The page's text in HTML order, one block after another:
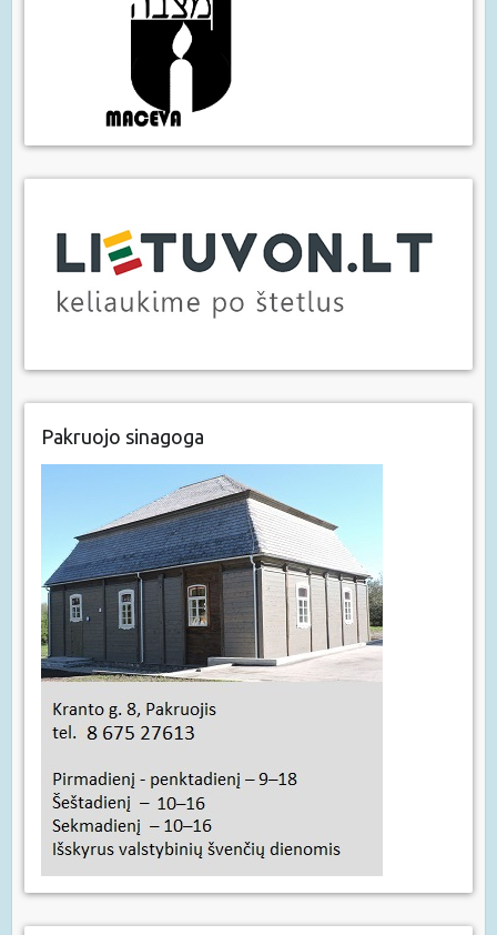
Pakruojo sinagoga